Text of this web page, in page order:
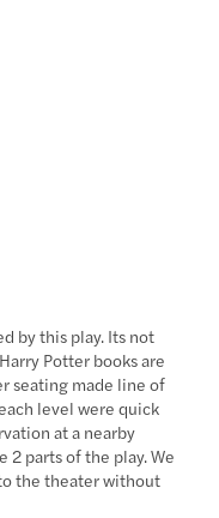
by this play. Its not
Potter books are
seating made line of
level were quick
at a nearby
2 parts of the play. We
the theater without